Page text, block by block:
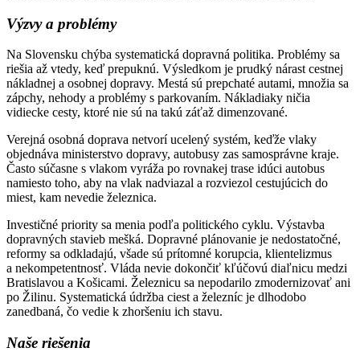
Výzvy a problémy
Na Slovensku chýba systematická dopravná politika. Problémy sa
riešia až vtedy, keď prepuknú. Výsledkom je prudký nárast cestnej
nákladnej a osobnej dopravy. Mestá sú prepchaté autami, množia sa
zápchy, nehody a problémy s parkovaním. Nákladiaky ničia
vidiecke cesty, ktoré nie sú na takú záťaž dimenzované.
Verejná osobná doprava netvorí ucelený systém, keďže vlaky
objednáva ministerstvo dopravy, autobusy zas samosprávne kraje.
Často súčasne s vlakom vyráža po rovnakej trase idúci autobus
namiesto toho, aby na vlak nadviazal a rozviezol cestujúcich do
miest, kam nevedie železnica.
Investičné priority sa menia podľa politického cyklu. Výstavba
dopravných stavieb mešká. Dopravné plánovanie je nedostatočné,
reformy sa odkladajú, všade sú prítomné korupcia, klientelizmus
a nekompetentnosť. Vláda nevie dokončiť kľúčovú diaľnicu medzi
Bratislavou a Košicami. Železnicu sa nepodarilo zmodernizovať ani
po Žilinu. Systematická údržba ciest a železníc je dlhodobo
zanedbaná, čo vedie k zhoršeniu ich stavu.
Naše riešenia